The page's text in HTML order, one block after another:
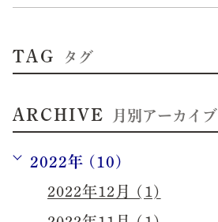
TAG タグ
ARCHIVE 月別アーカイブ
2022年 (10)
2022年12月 (1)